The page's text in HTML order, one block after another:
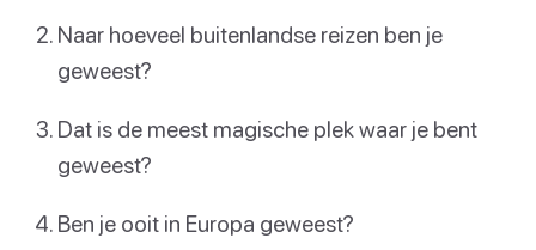
Naar hoeveel buitenlandse reizen ben je
geweest?
Dat is de meest magische plek waar je bent
geweest?
Ben je ooit in Europa geweest?